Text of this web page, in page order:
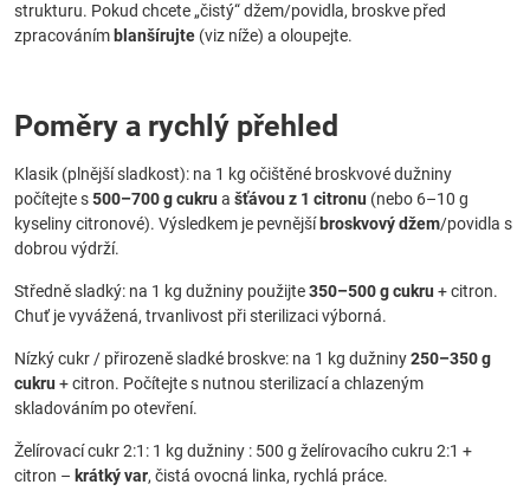
strukturu. Pokud chcete „čistý“ džem/povidla, broskve před
zpracováním blanšírujte (viz níže) a oloupejte.
Poměry a rychlý přehled
Klasik (plnější sladkost): na 1 kg očištěné broskvové dužniny
počítejte s500–700 g cukru a šťávou z 1 citronu (nebo 6–10 g
kyseliny citronové). Výsledkem je pevnější broskvový džem/povidla s
dobrou výdrží.
Středně sladký: na 1 kg dužniny použijte350–500 g cukru + citron.
Chuť je vyvážená, trvanlivost při sterilizaci výborná.
Nízký cukr / přirozeně sladké broskve: na 1 kg dužniny250–350 g
cukru + citron. Počítejte s nutnou sterilizací a chlazeným
skladováním po otevření.
Želírovací cukr 2:1: 1 kg dužniny : 500 g želírovacího cukru 2:1 +
citron – krátký var, čistá ovocná linka, rychlá práce.